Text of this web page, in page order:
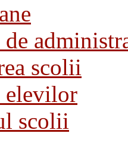
scolii
scolii